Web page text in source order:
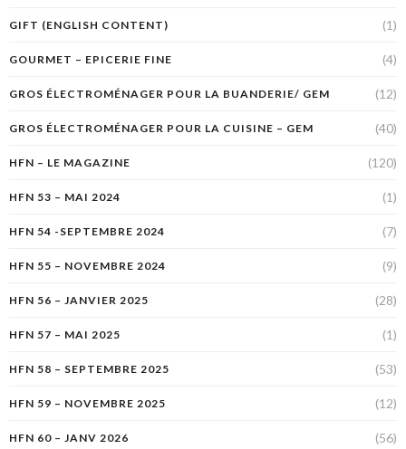
GIFT (ENGLISH CONTENT) (1)
GOURMET – EPICERIE FINE (4)
GROS ÉLECTROMÉNAGER POUR LA BUANDERIE/ GEM (12)
GROS ÉLECTROMÉNAGER POUR LA CUISINE – GEM (40)
HFN – LE MAGAZINE (120)
HFN 53 – MAI 2024 (1)
HFN 54 -SEPTEMBRE 2024 (7)
HFN 55 – NOVEMBRE 2024 (9)
HFN 56 – JANVIER 2025 (28)
HFN 57 – MAI 2025 (1)
HFN 58 – SEPTEMBRE 2025 (53)
HFN 59 – NOVEMBRE 2025 (12)
HFN 60 – JANV 2026 (56)